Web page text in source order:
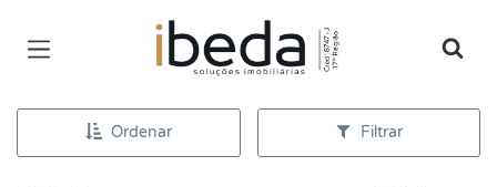
Página inicial
Ordenar Filtrar